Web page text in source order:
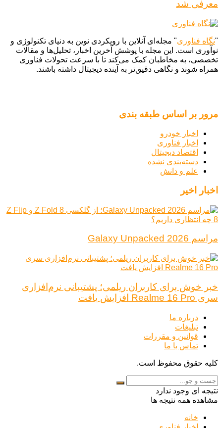
معرفی شد
"نگاه فناوری" مجله‌ای آنلاین با رویکردی نوین به دنیای تکنولوژی و
نوآوری است. این مجله با پوشش آخرین اخبار، تحلیل‌ها و مقالات
تخصصی، به مخاطبان کمک می‌کند تا با سرعت تحولات فناوری
همراه شوند و نگاهی دقیق‌تر به آینده دیجیتال داشته باشند.
مرور بر اساس طبقه بندی
اخبار خودرو
اخبار فناوری
اقتصاد دیجیتال
دسته‌بندی نشده
علم و دانش
اخبار اخیر
مراسم Galaxy Unpacked 2026
خبر خوش برای کاربران ریلمی؛ پشتیبانی نرم‌افزاری
سری Realme 16 Pro افزایش یافت
درباره ما
تبلیغات
قوانین و مقررات
تماس با ما
کلیه حقوق محفوظ است.
نتیجه ای وجود ندارد
مشاهده همه نتیجه ها
خانه